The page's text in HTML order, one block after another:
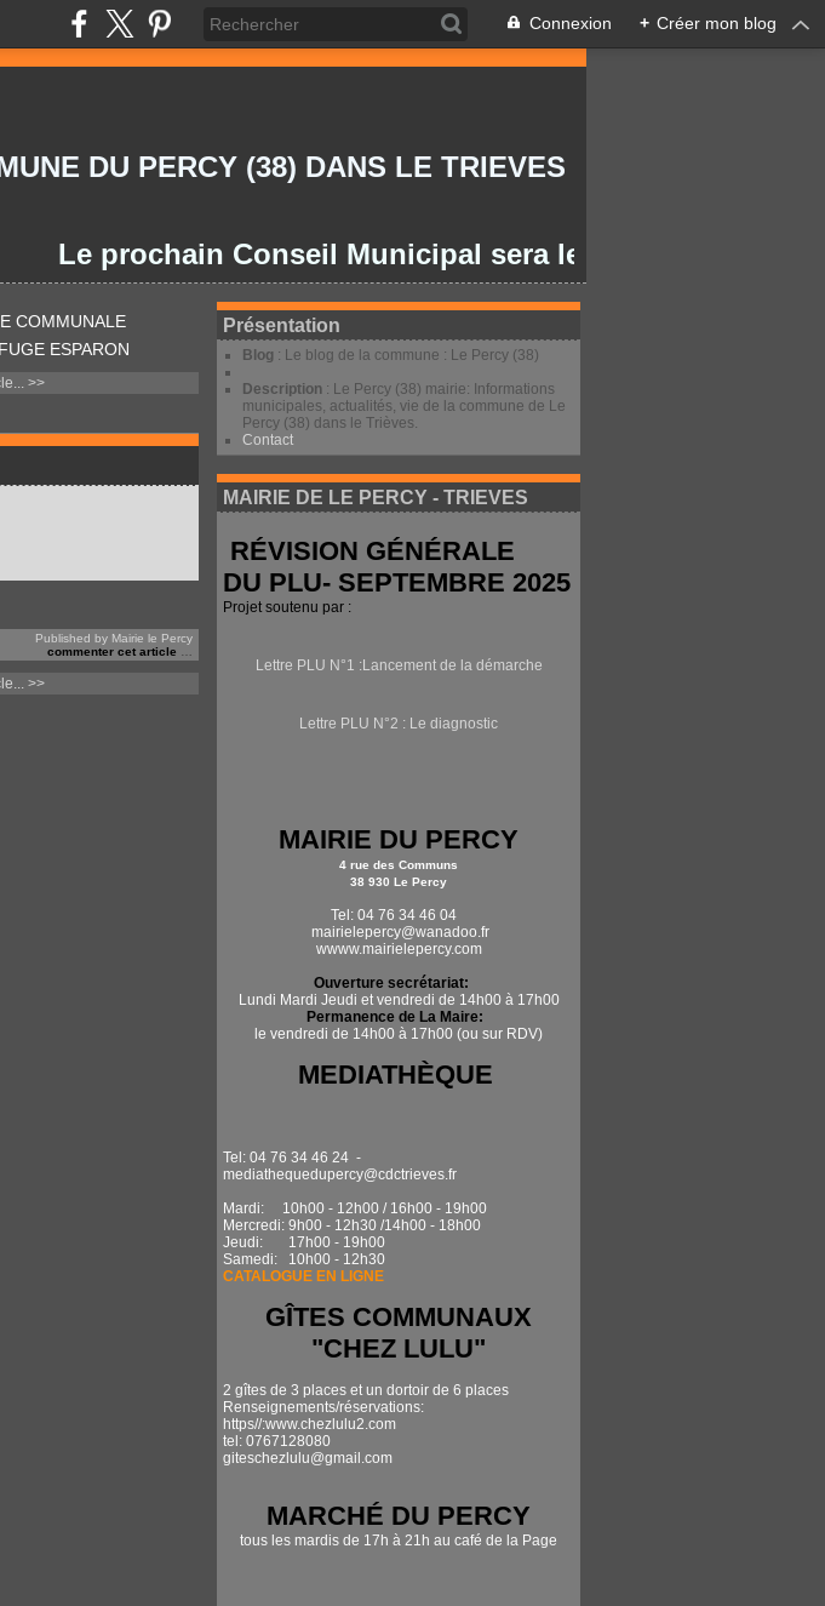
Connexion + Créer mon blog
DU PERCY (38) DANS LE TRIEVES
Le prochain Conseil Municipal sera le lundi 27/07/2026 à 20h
COMMUNALE
ESPARON
>>
Published by Mairie le Percy
commenter cet article
>>
Présentation
Blog : Le blog de la commune : Le Percy (38)
Description : Le Percy (38) mairie: Informations
municipales, actualités, vie de la commune de Le
Percy (38) dans le Trièves.
Contact
MAIRIE DE LE PERCY - TRIEVES
RÉVISION GÉNÉRALE
DU PLU- SEPTEMBRE 2025
Projet soutenu par :
Lettre PLU N°1 :Lancement de la démarche
Lettre PLU N°2 : Le diagnostic
MAIRIE DU PERCY
4 rue des Communs
38 930 Le Percy
Tel: 04 76 34 46 04
mairielepercy@wanadoo.fr
wwww.mairielepercy.com
Ouverture secrétariat:
Lundi Mardi Jeudi et vendredi de 14h00 à 17h00
Permanence de La Maire:
le vendredi de 14h00 à 17h00 (ou sur RDV)
MEDIATHÈQUE
Tel: 04 76 34 46 24 -
mediathequedupercy@cdctrieves.fr
Mardi: 10h00 - 12h00 / 16h00 - 19h00
Mercredi: 9h00 - 12h30 /14h00 - 18h00
Jeudi: 17h00 - 19h00
Samedi: 10h00 - 12h30
CATALOGUE EN LIGNE
GÎTES COMMUNAUX
"CHEZ LULU"
2 gîtes de 3 places et un dortoir de 6 places
Renseignements/réservations:
https//:www.chezlulu2.com
tel: 0767128080
giteschezlulu@gmail.com
MARCHÉ DU PERCY
tous les mardis de 17h à 21h au café de la Page